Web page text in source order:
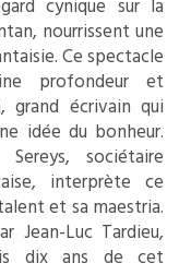
cynique sur la
nourrissent une
Ce spectacle
profondeur et
grand écrivain qui
idée du bonheur.
sociétaire
interprète ce
et sa maestria.
Jean-Luc Tardieu,
dix ans de cet